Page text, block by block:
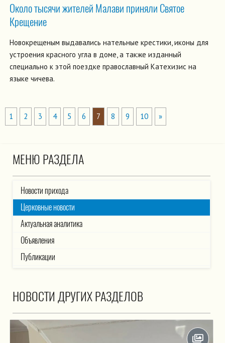
Около тысячи жителей Малави приняли Святое
Крещение
Новокрещеным выдавались нательные крестики, иконы для
устроения красного угла в доме, а также изданный
специально к этой поездке православный Катехизис на
языке чичева.
1 2 3 4 5 6 7 8 9 10 »
МЕНЮ РАЗДЕЛА
Новости прихода
Церковные новости
Актуальная аналитика
Объявления
Публикации
НОВОСТИ ДРУГИХ РАЗДЕЛОВ